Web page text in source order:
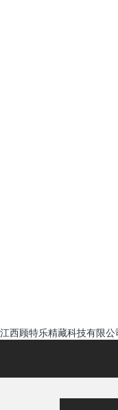
江西顾特乐精藏科技有限